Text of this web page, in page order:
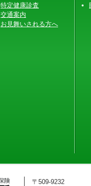
特定健康診査
交通案内
お見舞いされる方へ
〒509-9232